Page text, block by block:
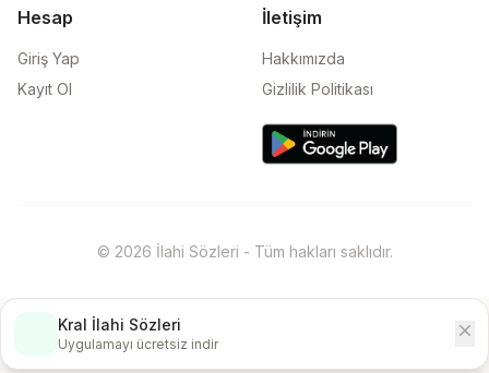
Hesap
Giriş Yap
Kayıt Ol
İletişim
Hakkımızda
Gizlilik Politikası
© 2026 İlahi Sözleri - Tüm hakları saklıdır.
Kral İlahi Sözleri
Uygulamayı ücretsiz indir
close